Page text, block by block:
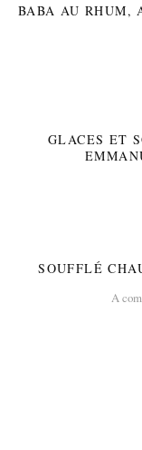
BABA AU RHUM,
GLACES ET
SOUFFLÉ
A